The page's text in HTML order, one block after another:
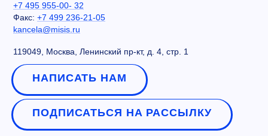
+7 495 955-00- 32
Факс: +7 499 236-21-05
kancela@misis.ru
119049, Москва, Ленинский пр-кт, д. 4, стр. 1
НАПИСАТЬ НАМ
ПОДПИСАТЬСЯ НА РАССЫЛКУ